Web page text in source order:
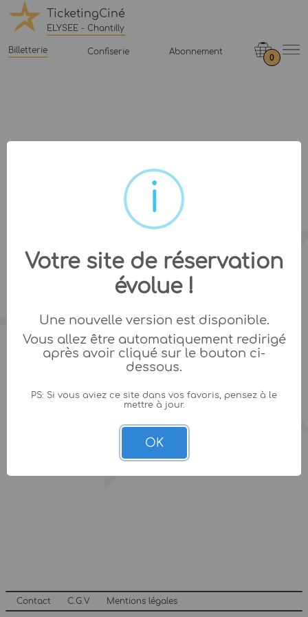
TicketingCiné
ELYSEE - Chantilly
Billetterie Confiserie Abonnement
0
Contact C.G.V Mentions légales
Votre site de réservation
évolue !
Une nouvelle version est disponible.
Vous allez être automatiquement redirigé
après avoir cliqué sur le bouton ci-
dessous.
PS: Si vous aviez ce site dans vos favoris, pensez à le
mettre à jour.
OK